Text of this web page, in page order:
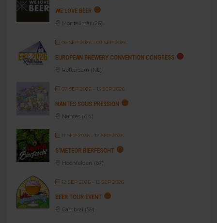
WE LOVE BEER
Montélimar (26)
06 SEP 2026- 09 SEP 2026
EUROPEAN BREWERY CONVENTION CONGRESS
Rotterdam (NL)
07 SEP 2026- 13 SEP 2026
NANTES SOUS PRESSION
Nantes (44)
11 SEP 2026- 12 SEP 2026
S’METEOR BIERFESCHT
Hochfelden (67)
12 SEP 2026- 13 SEP 2026
BEER TOUR EVENT
Cambrai (59)